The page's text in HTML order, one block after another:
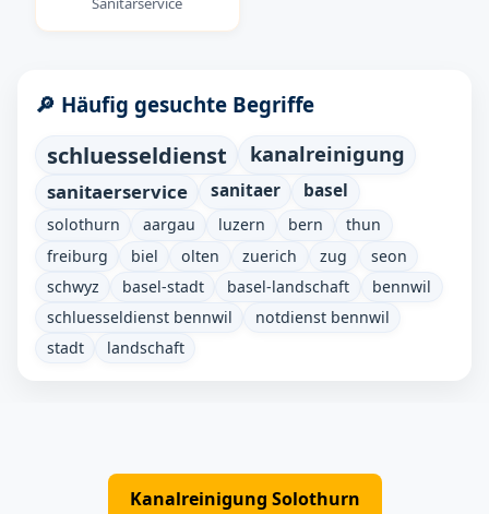
🔎 Häufig gesuchte Begriffe
schluesseldienst kanalreinigung
sanitaerservice sanitaer basel
solothurn aargau luzern bern
thun
freiburg
biel olten zuerich zug
seon
schwyz
basel-stadt basel-landschaft
bennwil
schluesseldienst bennwil
notdienst bennwil
stadt
landschaft
Kanalreinigung Solothurn